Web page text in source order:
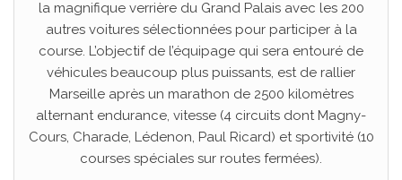
la magnifique verrière du Grand Palais avec les 200
autres voitures sélectionnées pour participer à la
course. L’objectif de l’équipage qui sera entouré de
véhicules beaucoup plus puissants, est de rallier
Marseille après un marathon de 2500 kilomètres
alternant endurance, vitesse (4 circuits dont Magny-
Cours, Charade, Lédenon, Paul Ricard) et sportivité (10
courses spéciales sur routes fermées).